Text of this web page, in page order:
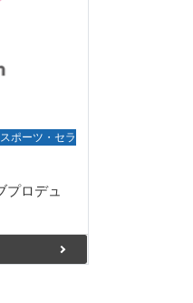
スポーツ・セラ
プロデュ